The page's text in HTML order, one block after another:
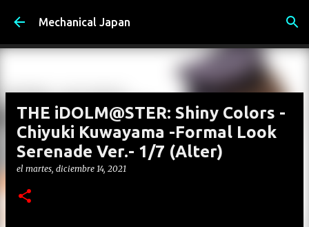
Ir al contenido principal
Mechanical Japan
THE iDOLM@STER: Shiny Colors -
Chiyuki Kuwayama -Formal Look
Serenade Ver.- 1/7 (Alter)
el martes, diciembre 14, 2021